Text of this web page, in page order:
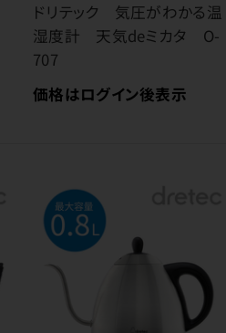
ドリテック 気圧がわかる温
湿度計 天気deミカタ O-
707
価格はログイン後表示